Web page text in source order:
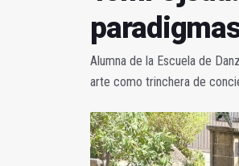
Alumna de la Escuela de
arte como trinchera de